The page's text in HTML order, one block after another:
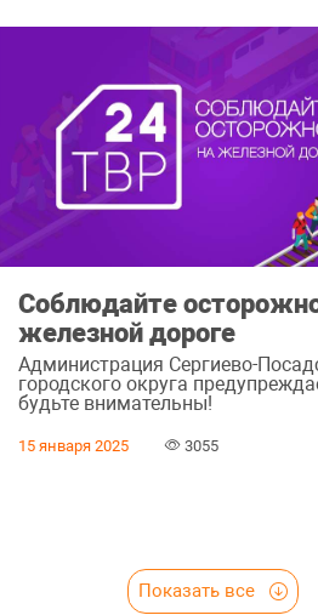
Соблюдайте
железной дороге
Администрация Сергиево-
городского округа
будьте внимательны!
15 января 2025 3055
Показать все